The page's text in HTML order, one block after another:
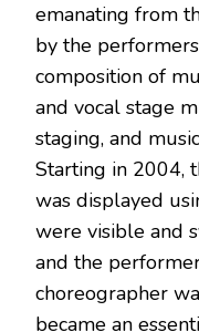
emanating from
by the
composition of
and vocal stage
staging, and
Starting in 2004,
was displayed
were visible and
and the
choreographer
became an